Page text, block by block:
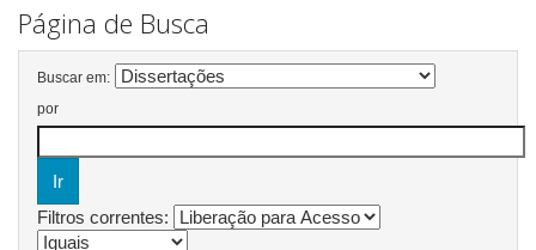
Página de Busca
Buscar em:
por
Filtros correntes: